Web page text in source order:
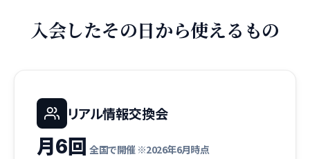
入会したその日から使えるもの
リアル情報交換会
月6回 全国で開催 ※2026年6月時点